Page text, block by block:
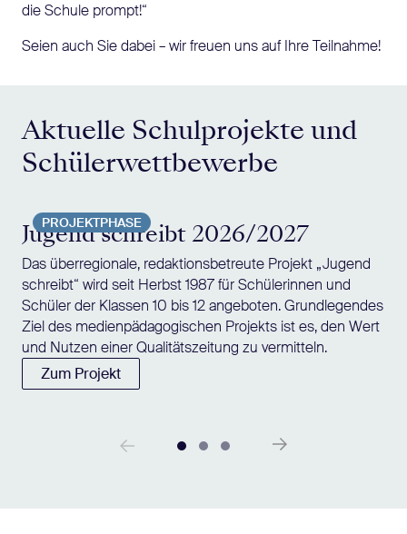
die Schule prompt!“
Seien auch Sie dabei – wir freuen uns auf Ihre Teilnahme!
Aktuelle Schulprojekte und
Schülerwettbewerbe
PROJEKTPHASE
Jugend schreibt 2026/2027
Das überregionale, redaktionsbetreute Projekt „Jugend
schreibt“ wird seit Herbst 1987 für Schülerinnen und
Schüler der Klassen 10 bis 12 angeboten. Grundlegendes
Ziel des medienpädagogischen Projekts ist es, den Wert
und Nutzen einer Qualitätszeitung zu vermitteln.
Zum Projekt